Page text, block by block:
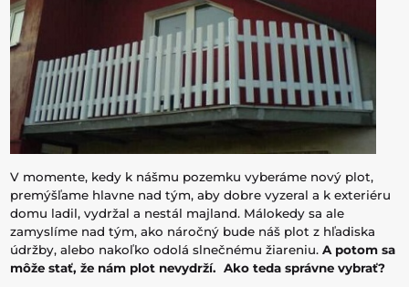
V momente, kedy k nášmu pozemku vyberáme nový plot,
premýšľame hlavne nad tým, aby dobre vyzeral a k exteriéru
domu ladil, vydržal a nestál majland. Málokedy sa ale
zamyslíme nad tým, ako náročný bude náš plot z hľadiska
údržby, alebo nakoľko odolá slnečnému žiareniu.A potom sa
môže stať, že nám plot nevydrží. Ako teda správne vybrať?